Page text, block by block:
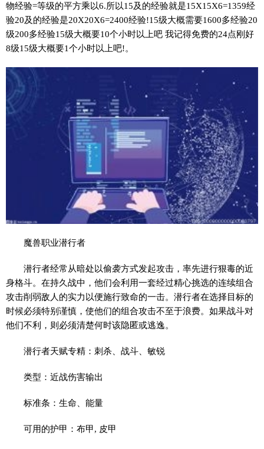
物经验=等级的平方乘以6.所以15及的经验就是15X15X6=1359经
验20及的经验是20X20X6=2400经验!15级大概需要1600多经验20
级200多经验15级大概要10个小时以上吧 我记得免费的24点刚好
8级15级大概要1个小时以上吧!。
魔兽职业潜行者
潜行者经常从暗处以偷袭方式发起攻击，率先进行狠毒的近
身格斗。在持久战中，他们会利用一套经过精心挑选的连续组合
攻击削弱敌人的实力以便施行致命的一击。潜行者在选择目标的
时候必须特别谨慎，使他们的组合攻击不至于浪费。如果战斗对
他们不利，则必须清楚何时该隐匿或逃逸。
潜行者天赋专精：刺杀、战斗、敏锐
类型：近战伤害输出
标准条：生命、能量
可用的护甲：布甲, 皮甲